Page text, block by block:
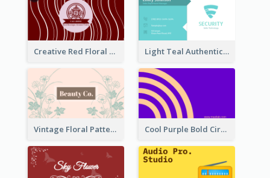
Creative Red Floral Business Card Design Light Teal Authentic Security Business Card Design
Vintage Floral Pattern Personal Business Card Maker Cool Purple Bold Circular Personal Business Card Templates